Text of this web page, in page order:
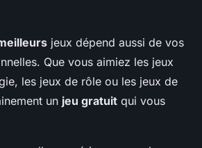
jeux dépend aussi de vos
Que vous aimiez les jeux
les jeux de rôle ou les jeux de
un jeu gratuit qui vous